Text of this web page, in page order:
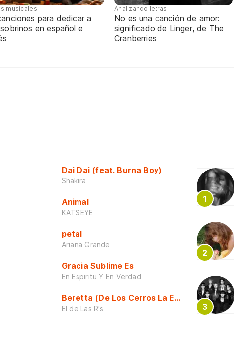
musicales
para dedicar a
en español e
Analizando letras
No es una canción de amor:
significado de Linger, de The
Cranberries
Dai Dai (feat. Burna Boy)
Shakira
Animal
KATSEYE
petal
Ariana Grande
Gracia Sublime Es
En Espiritu Y En Verdad
Beretta (De Los Cerros La Escuela)
El de Las R's